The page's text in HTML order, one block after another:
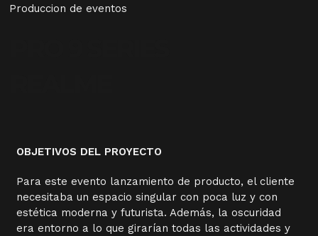
Produccion de eventos
OBJETIVOS DEL PROYECTO
Para este evento lanzamiento de producto, el cliente
necesitaba un espacio singular con poca luz y con
estética moderna y futurista. Además, la oscuridad
era entorno a lo que girarían todas las actividades y